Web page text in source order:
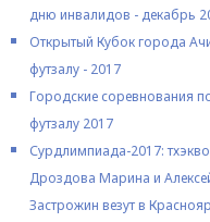
дню инвалидов - декабрь
Открытый Кубок города
футзалу - 2017
Городские соревнования
футзалу 2017
Сурдлимпиада-2017:
Дроздова Марина и
Застрожин везут в